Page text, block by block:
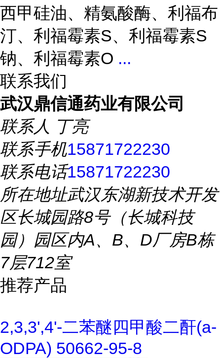
西甲硅油、精氨酸酶、利福布
汀、利福霉素S、利福霉素S
钠、利福霉素O ...
联系我们
武汉鼎信通药业有限公司
联系人 丁亮
联系手机15871722230
联系电话15871722230
所在地址武汉东湖新技术开发
区长城园路8号（长城科技
园）园区内A、B、D厂房B栋
7层712室
推荐产品
2,3,3',4'-二苯醚四甲酸二酐(a-
ODPA) 50662-95-8